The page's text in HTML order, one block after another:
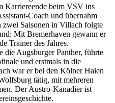
Karriereende beim VSV ins
Coach und übernahm
zwei Saisonen in Villach folgte
Mit Bremerhaven gewann er
Trainer des Jahres.
die Augsburger Panther, führte
und erstmals in die
war er bei den Kölner Haien
tätig, mit mehreren
Der Austro-Kanadier ist